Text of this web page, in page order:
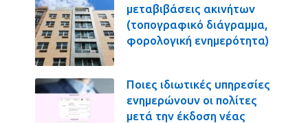
μεταβιβάσεις ακινήτων
(τοπογραφικό διάγραμμα,
φορολογική ενημερότητα)
Ποιες ιδιωτικές υπηρεσίες
ενημερώνουν οι πολίτες
μετά την έκδοση νέας